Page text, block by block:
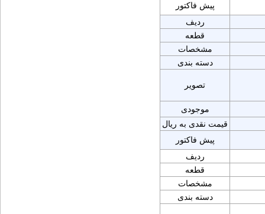
پیش فاکتور
ردیف
قطعه
مشخصات
دسته بندی
تصویر
موجودی
قیمت نقدی به ریال
پیش فاکتور
ردیف
قطعه
مشخصات
دسته بندی